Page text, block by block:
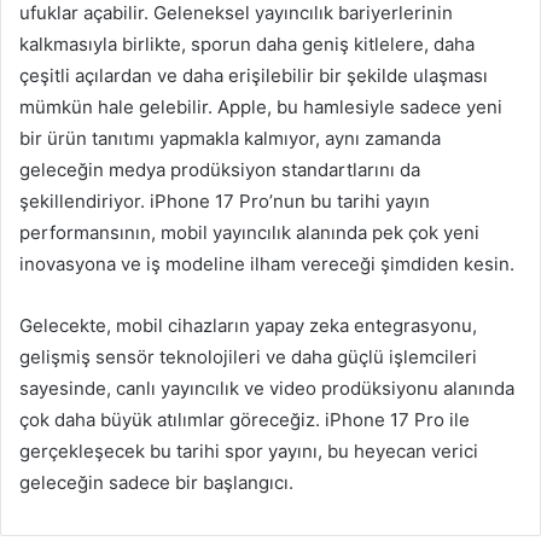
ufuklar açabilir. Geleneksel yayıncılık bariyerlerinin
kalkmasıyla birlikte, sporun daha geniş kitlelere, daha
çeşitli açılardan ve daha erişilebilir bir şekilde ulaşması
mümkün hale gelebilir. Apple, bu hamlesiyle sadece yeni
bir ürün tanıtımı yapmakla kalmıyor, aynı zamanda
geleceğin medya prodüksiyon standartlarını da
şekillendiriyor. iPhone 17 Pro’nun bu tarihi yayın
performansının, mobil yayıncılık alanında pek çok yeni
inovasyona ve iş modeline ilham vereceği şimdiden kesin.
Gelecekte, mobil cihazların yapay zeka entegrasyonu,
gelişmiş sensör teknolojileri ve daha güçlü işlemcileri
sayesinde, canlı yayıncılık ve video prodüksiyonu alanında
çok daha büyük atılımlar göreceğiz. iPhone 17 Pro ile
gerçekleşecek bu tarihi spor yayını, bu heyecan verici
geleceğin sadece bir başlangıcı.